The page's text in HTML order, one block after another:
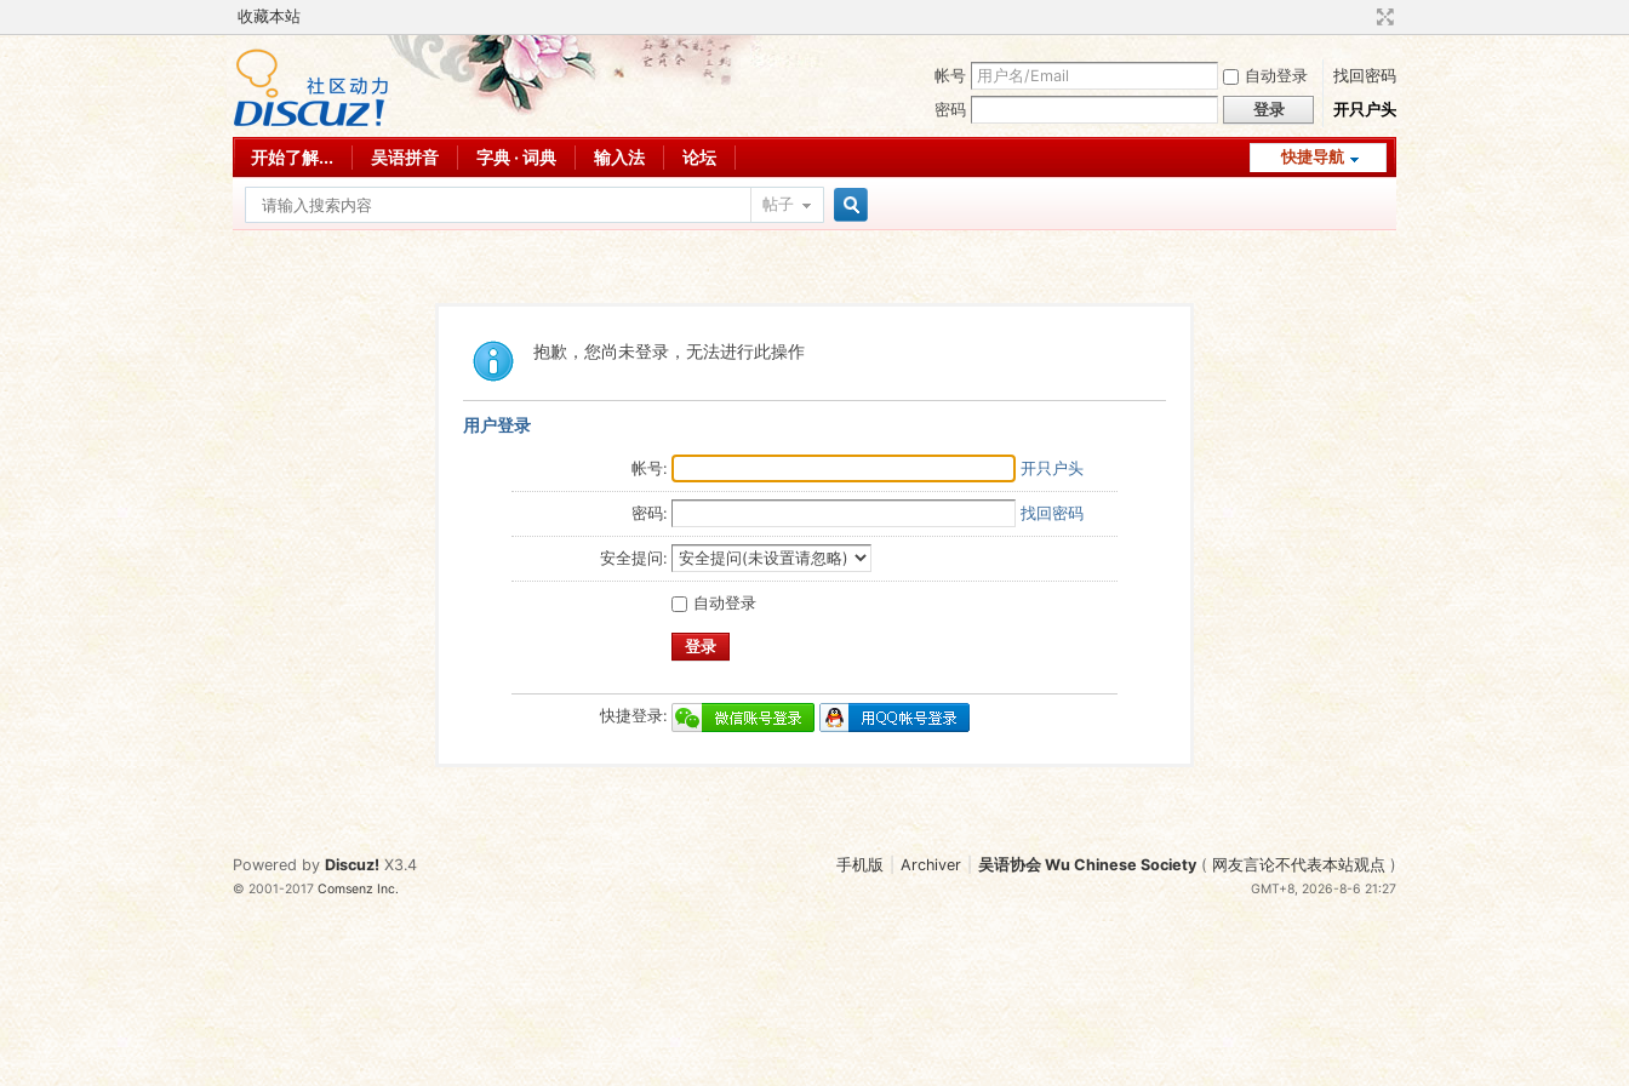
收藏本站
帐号 自动登录
找回密码
密码
登录 开只户头
快捷导航
开始了解... 吴语拼音 字典 · 词典 输入法 论坛
帖子
抱歉，您尚未登录，无法进行此操作
用户登录
帐号: 开只户头
密码: 找回密码
安全提问:
自动登录
登录
快捷登录:
手机版 Archiver 吴语协会 Wu Chinese Society ( 网友言论不代表本站观点 )
GMT+8, 2026-8-6 21:27
Powered by Discuz! X3.4
© 2001-2017Comsenz Inc.